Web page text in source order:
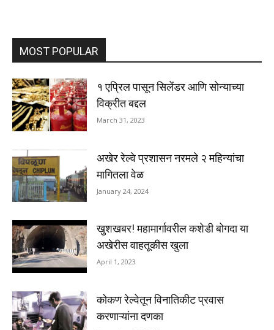
MOST POPULAR
१ एप्रिल पासून सिलेंडर आणि सोन्याच्या
विक्रीत बद्दल
March 31, 2023
अखेर रेल्वे प्रशासन नरमले २ महिन्यांचा
मागितला वेळ
January 24, 2024
खुशखबर! महामार्गावरील कशेडी बोगदा या
अखेरीस वाहतूकीस खुला
April 1, 2023
कोकण रेल्वेतून विनातिकीट प्रवास
करणाऱ्यांना दणका